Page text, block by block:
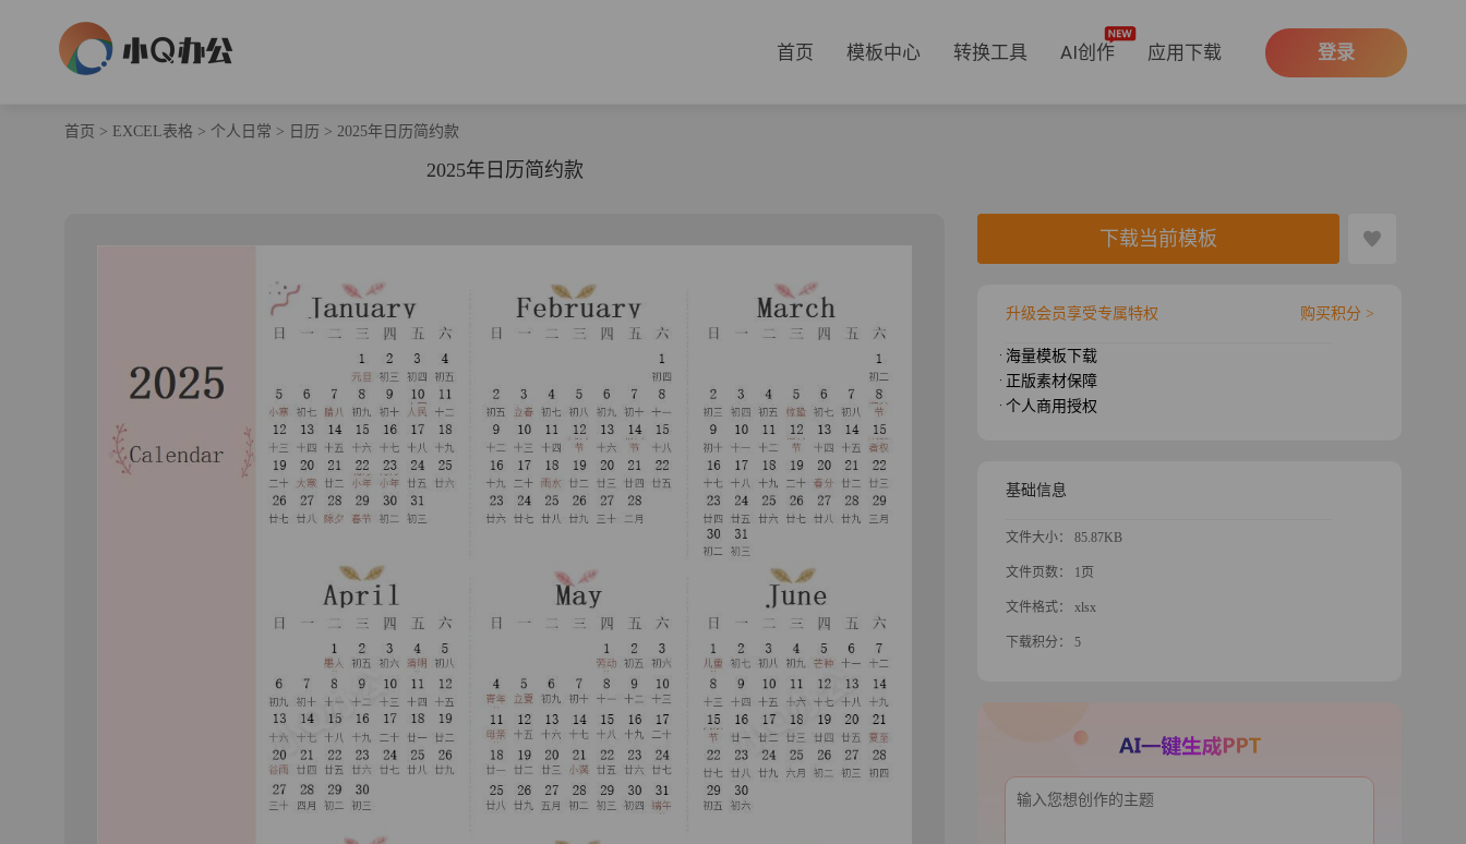
首页 模板中心 转换工具 AI创作 应用下载 登录
首页 > EXCEL表格 > 个人日常 > 日历 > 2025年日历简约款
2025年日历简约款
下载当前模板
升级会员享受专属特权 购买积分 >
· 海量模板下载
· 正版素材保障
· 个人商用授权
基础信息
文件大小： 85.87KB
文件页数： 1页
文件格式： xlsx
下载积分： 5